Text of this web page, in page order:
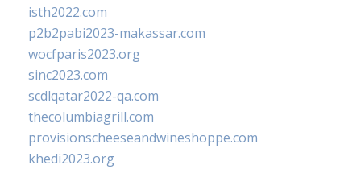
isth2022.com
p2b2pabi2023-makassar.com
wocfparis2023.org
sinc2023.com
scdlqatar2022-qa.com
thecolumbiagrill.com
provisionscheeseandwineshoppe.com
khedi2023.org